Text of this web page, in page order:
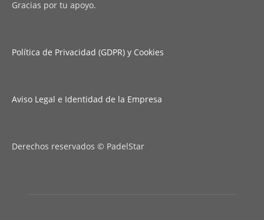
Gracias por tu apoyo.
Política de Privacidad (GDPR) y Cookies
Aviso Legal e Identidad de la Empresa
Derechos reservados © PadelStar